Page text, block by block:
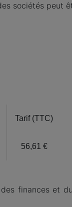
sociétés peut
Tarif (TTC)
56,61 €
finances et